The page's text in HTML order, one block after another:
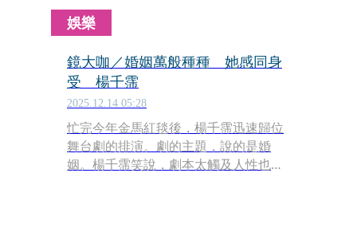
娛樂
鏡大咖／婚姻萬般種種 她感同身
受 楊千霈
2025.12.14 05:28
忙完今年金馬紅毯後，楊千霈迅速歸位
舞台劇的排演。劇的主題，說的是婚
姻。楊千霈笑說，劇本太觸及人性也太